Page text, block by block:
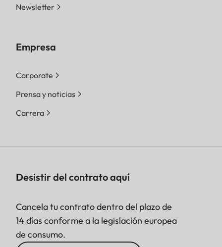
Newsletter
Empresa
Corporate
Prensa y noticias
Carrera
Desistir del contrato aquí
Cancela tu contrato dentro del plazo de
14 días conforme a la legislación europea
de consumo.